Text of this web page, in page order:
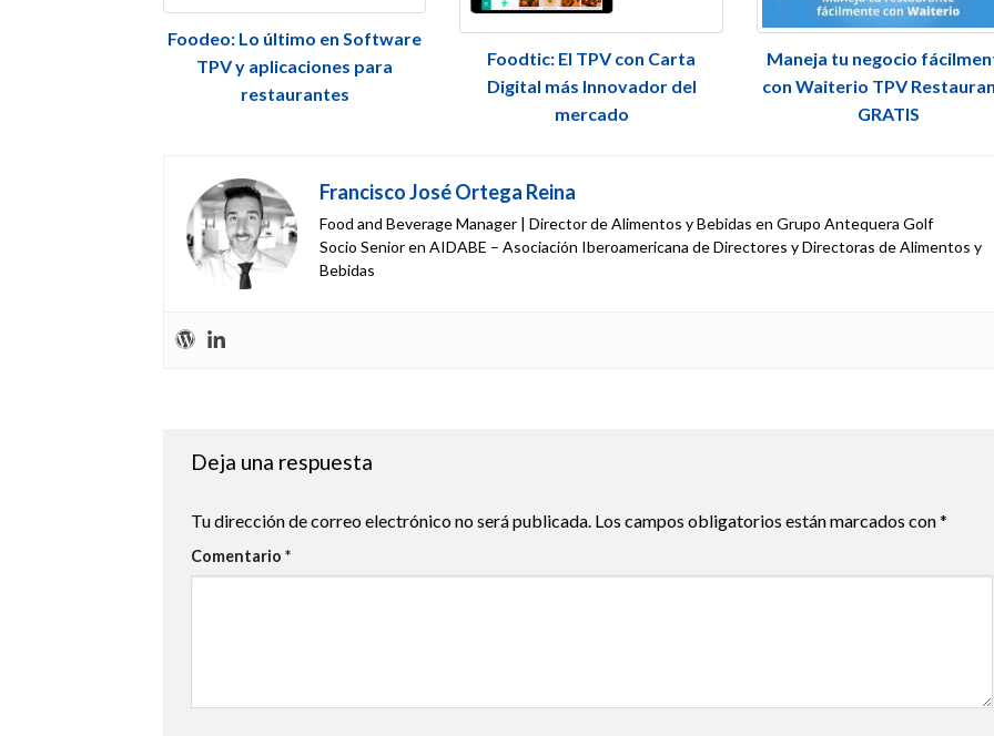
Foodeo: Lo último en Software
TPV y aplicaciones para
restaurantes
Foodtic: El TPV con Carta
Digital más Innovador del
mercado
Maneja tu negocio
con Waiterio TPV
GRATIS
Francisco José Ortega Reina
Food and Beverage Manager | Director de Alimentos y Bebidas en Grupo Antequera Golf
Socio Senior en AIDABE – Asociación Iberoamericana de Directores y Directoras de Alimentos y
Bebidas
Deja una respuesta
Tu dirección de correo electrónico no será publicada. Los campos obligatorios están marcados con*
Comentario *